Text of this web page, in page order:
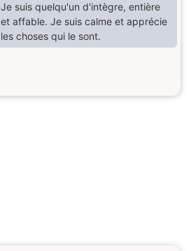
Je suis quelqu'un d'intègre, entière
et affable. Je suis calme et apprécie
les choses qui le sont.